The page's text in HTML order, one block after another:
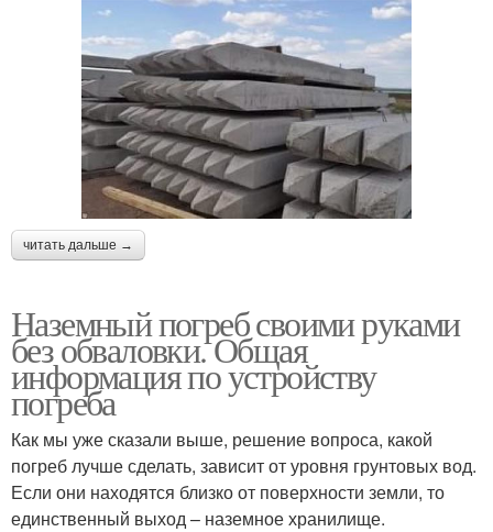
читать дальше →
Наземный погреб своими руками
без обваловки. Общая
информация по устройству
погреба
Как мы уже сказали выше, решение вопроса, какой
погреб лучше сделать, зависит от уровня грунтовых вод.
Если они находятся близко от поверхности земли, то
единственный выход – наземное хранилище.